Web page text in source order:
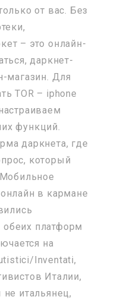
от вас. Без
– это онлайн-
даркнет-
магазин. Для
TOR – iphone
функций.
даркнета, где
который
в кармане
платформ
на
Inventati,
Италии,
итальянец,